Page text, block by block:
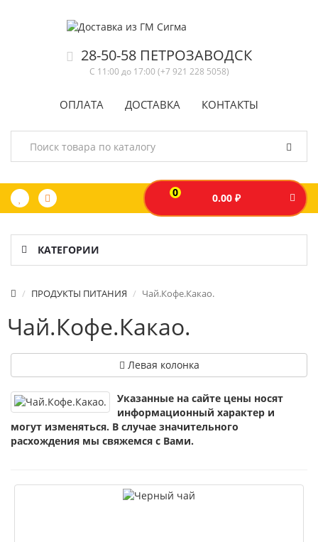
28-50-58 ПЕТРОЗАВОДСК
С 11:00 до 17:00 (+7 921 228 5058)
ОПЛАТА ДОСТАВКА КОНТАКТЫ
0 0.00 ₽
КАТЕГОРИИ
ПРОДУКТЫ ПИТАНИЯ Чай.Кофе.Какао.
Чай.Кофе.Какао.
Левая колонка
Указанные на сайте цены носят
информационный характер и
могут изменяться. В случае значительного
расхождения мы свяжемся с Вами.